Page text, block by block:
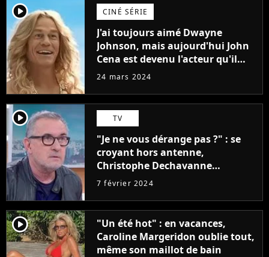
player2 CINÉ SÉRIE
J'ai toujours aimé Dwayne
Johnson, mais aujourd'hui John
Cena est devenu l'acteur qu'il
rêvait d'être (et Ricky Stanicky le
24 mars 2024
player2 TV
"Je ne vous dérange pas ?" : se
croyant hors antenne,
Christophe Dechavanne
embarrasse Emilie Tran Nguyen
7 février 2024
player2
"Un été hot" : en vacances,
Caroline Margeridon oublie tout,
même son maillot de bain